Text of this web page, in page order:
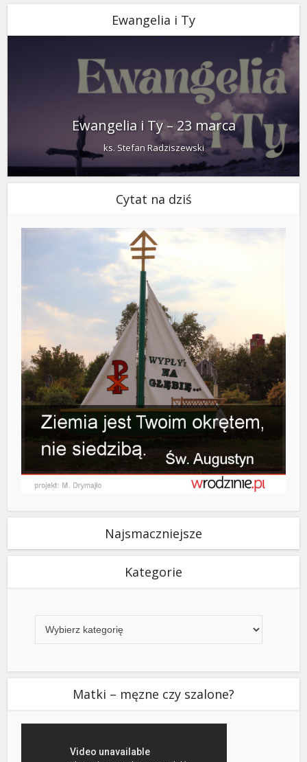
Ewangelia i Ty
Ewangelia i Ty – 23 marca
ks. Stefan Radziszewski
Cytat na dziś
Najsmaczniejsze
Kategorie
Matki – męzne czy szalone?